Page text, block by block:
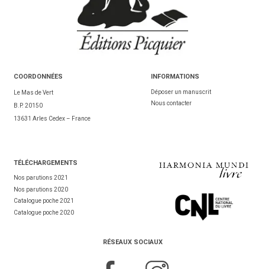
COORDONNÉES
Le Mas de Vert
B.P. 20150
13631 Arles Cedex – France
INFORMATIONS
Déposer un manuscrit
Nous contacter
TÉLÉCHARGEMENTS
Nos parutions 2021
Nos parutions 2020
Catalogue poche 2021
Catalogue poche 2020
RÉSEAUX SOCIAUX